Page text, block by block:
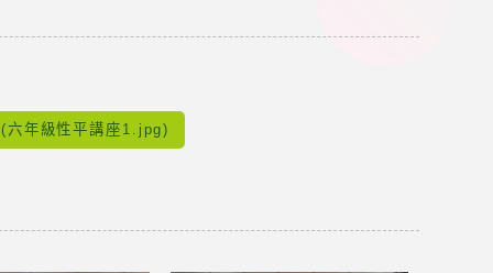
六年級性平講座1.jpg)